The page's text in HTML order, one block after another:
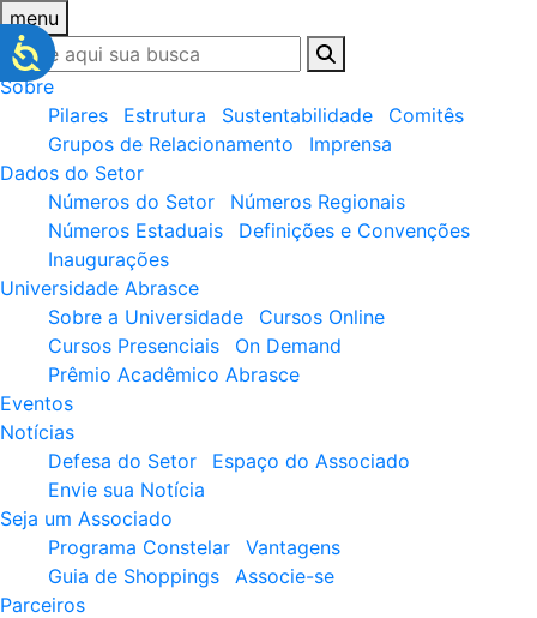
menu
Sobre
Pilares
Estrutura Sustentabilidade
Comitês
Grupos de Relacionamento
Imprensa
Dados do Setor
Números do Setor
Números Regionais
Números Estaduais
Definições e Convenções
Inaugurações
Universidade Abrasce
Sobre a Universidade
Cursos Online
Cursos Presenciais
On Demand
Prêmio Acadêmico Abrasce
Eventos
Notícias
Defesa do Setor
Espaço do Associado
Envie sua Notícia
Seja um Associado
Programa Constelar
Vantagens
Guia de Shoppings
Associe-se
Parceiros